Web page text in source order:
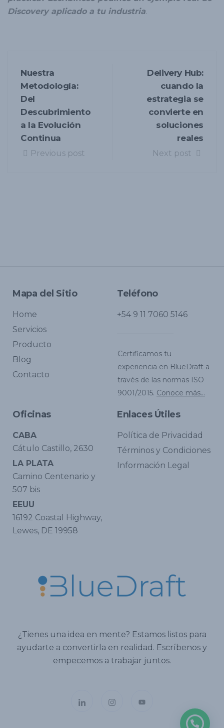
Discovery aplicado a tu industria.
Nuestra
Metodología:
Del
Descubrimiento
a la Evolución
Continua
Previous post
Delivery Hub:
cuando la
estrategia se
convierte en
soluciones
reales
Next post
Mapa del Sitio
Home
Servicios
Producto
Blog
Contacto
Teléfono
+54 9 11 7060 5146
Certificamos tu
experiencia en BlueDraft a
través de las normas ISO
9001/2015. Conoce más...
Oficinas
CABA
Cátulo Castillo, 2630
LA PLATA
Camino Centenario y
507 bis
EEUU
16192 Coastal Highway,
Lewes, DE 19958
Enlaces Útiles
Política de Privacidad
Términos y Condiciones
Información Legal
¿Tienes una idea en mente? Estamos listos para
ayudarte a convertirla en realidad. Escríbenos y
empecemos a trabajar juntos.